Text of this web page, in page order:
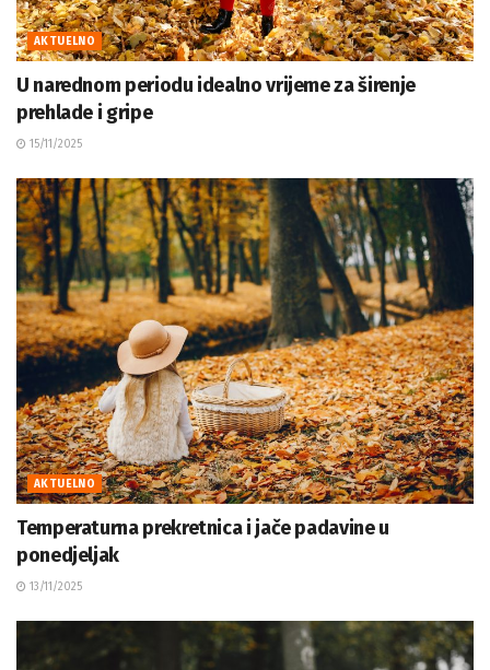
AKTUELNO
U narednom periodu idealno vrijeme za širenje
prehlade i gripe
15/11/2025
AKTUELNO
Temperaturna prekretnica i jače padavine u
ponedjeljak
13/11/2025